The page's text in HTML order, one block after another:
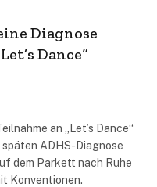
Diagnose
Dance“
an „Let’s Dance“
späten ADHS-Diagnose
dem Parkett nach Ruhe
Konventionen.